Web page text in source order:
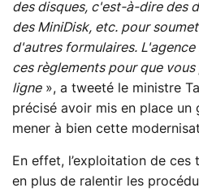
des disques, c'est-à-dire des
des MiniDisk, etc. pour
d'autres formulaires.
ces règlements pour que
ligne», a tweeté le ministre
précisé avoir mis en place
mener à bien cette
En effet, l’exploitation de
en plus de ralentir les